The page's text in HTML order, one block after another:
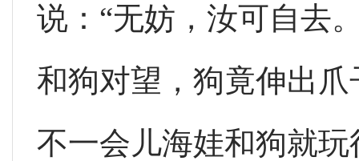
说：“无妨，汝可自去
和狗对望，狗竟伸出
不一会儿海娃和狗就